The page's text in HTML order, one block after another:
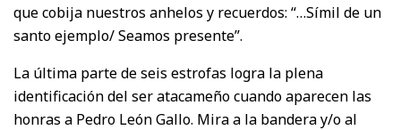
que cobija nuestros anhelos y recuerdos: “…Símil de un
santo ejemplo/ Seamos presente”.
La última parte de seis estrofas logra la plena
identificación del ser atacameño cuando aparecen las
honras a Pedro León Gallo. Mira a la bandera y/o al